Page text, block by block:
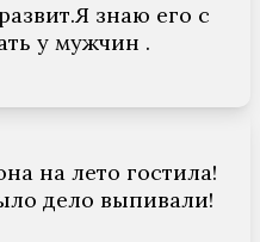
знаю его с
у мужчин .
на лето гостила!
дело выпивали!